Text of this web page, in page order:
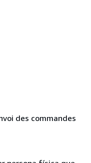
des commandes